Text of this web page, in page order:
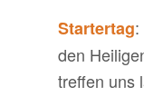
Startertag
den
treffen uns